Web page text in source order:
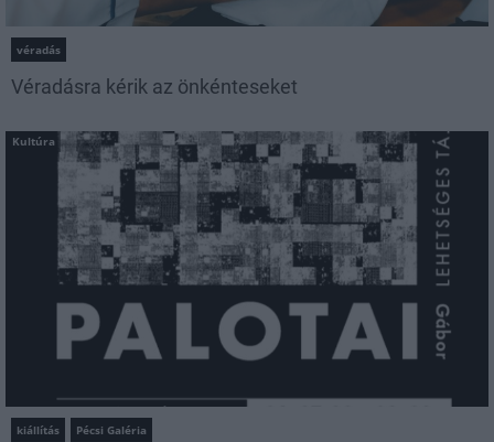
véradás
Véradásra kérik az önkénteseket
Kultúra
kiállítás Pécsi Galéria